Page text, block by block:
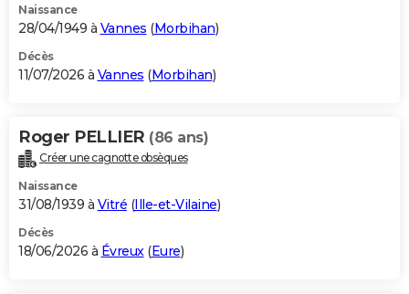
Naissance
28/04/1949 à Vannes (Morbihan)
Décès
11/07/2026 à Vannes (Morbihan)
Roger PELLIER (86 ans)
Créer une cagnotte obsèques
Naissance
31/08/1939 à Vitré (Ille-et-Vilaine)
Décès
18/06/2026 à Évreux (Eure)